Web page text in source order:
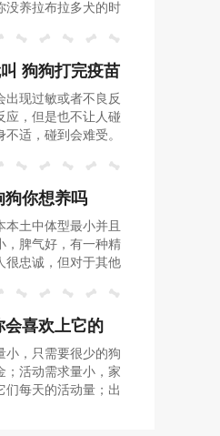
没养拉布拉多犬的时
吸尘器了。
狗狗打完疫苗
现过敏或者不良反
应，但是也不让人碰
适，碰到会难受。
你想养吗
土中体型最小并且
，脾气好，有一种精
很忠诚，但对于其他
喜欢上它的
小，只需要很少的狗
；活动需求量小，家
们每天的活动量；出